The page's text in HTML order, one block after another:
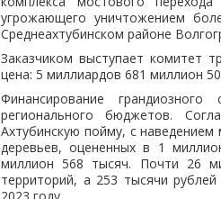
угрожающего уничтожением
Среднеахтубинском районе
Заказчиком выступает комитет
цена: 5 миллиардов 681 миллион
Финансирование
регионального бюджетов.
Ахтубинскую пойму, с
деревьев, оцененных в 1
миллион 568 тысяч. Почти 26
территорий, а 253 тысячи